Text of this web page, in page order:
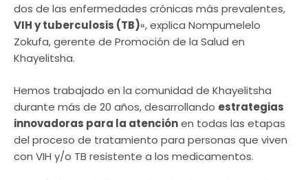
dos de las enfermedades crónicas más prevalentes,
VIH y tuberculosis (TB)«, explica Nompumelelo
Zokufa, gerente de Promoción de la Salud en
Khayelitsha.
Hemos trabajado en la comunidad de Khayelitsha
durante más de 20 años, desarrollando estrategias
innovadoras para la atenciónen todas las etapas
del proceso de tratamiento para personas que viven
con VIH y/o TB resistente a los medicamentos.